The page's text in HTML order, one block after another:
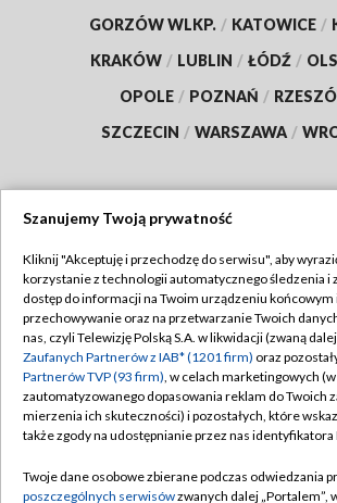
GORZÓW WLKP. / KATOWICE /
KRAKÓW / LUBLIN / ŁÓDŹ /
OPOLE / POZNAŃ /
SZCZECIN / WARSZAWA /
TVP
Abonament TVP
Emisja w TVP
Centrum informacji TVP
Naziemna Telewizja Cyfrowa
Rada Programowa
Regulamin TVP
Polityka prywatności
Moje zgody
Pomoc
Kontakt
Szanujemy Twoją prywatność
Kliknij "Akceptuję i przechodzę do serwisu", aby
korzystanie z technologii automatycznego śledzenia i
dostęp do informacji na Twoim urządzeniu końcowym
przechowywanie oraz na przetwarzanie Twoich
nas, czyli Telewizję Polską S.A. w likwidacji (zwaną
Zaufanych Partnerów z IAB* (1201 firm) oraz
Partnerów TVP (93 firm), w celach marketingowych
zautomatyzowanego dopasowania reklam do Twoich
mierzenia ich skuteczności) i pozostałych, które
także zgody na udostępnianie przez nas identyfikatora
Twoje dane osobowe zbierane podczas odwiedzania
poszczególnych serwisówzwanych dalej „Portalem”,